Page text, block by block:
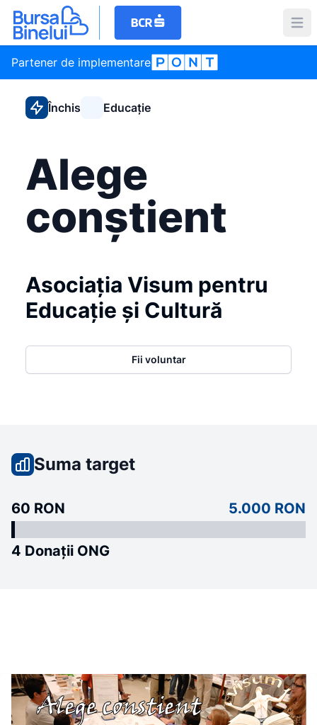
Partener de implementare
Închis Educație
Alege
conștient
Asociația Visum pentru
Educație și Cultură
Fii voluntar
Suma target
60 RON 5.000 RON
4 Donații ONG